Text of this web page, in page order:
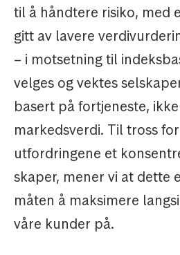
til å håndtere risiko, med
gitt av lavere
– i motsetning til
velges og vektes
basert på fortjeneste,
markedsverdi. Til tross
utfordringene et
skaper, mener vi at dette
måten å maksimere
våre kunder på.